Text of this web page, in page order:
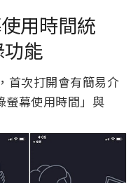
用時間統
能
首次打開會有簡易介
螢幕使用時間」與